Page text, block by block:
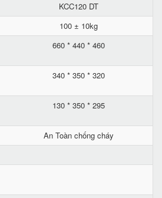
KCC120 DT
100 ± 10kg
660 * 440 * 460
340 * 350 * 320
130 * 350 * 295
An Toàn chống cháy